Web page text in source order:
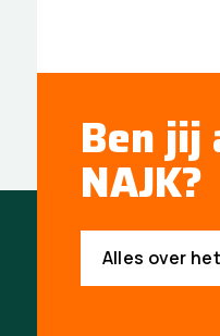
Ben jij
NAJK?
Alles over